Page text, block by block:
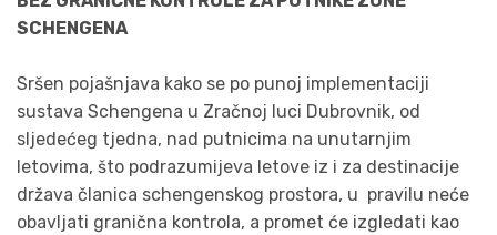
SCHENGENA
Sršen pojašnjava kako se po punoj implementaciji
sustava Schengena u Zračnoj luci Dubrovnik, od
sljedećeg tjedna, nad putnicima na unutarnjim
letovima, što podrazumijeva letove iz i za destinacije
država članica schengenskog prostora, u pravilu neće
obavljati granična kontrola, a promet će izgledati kao